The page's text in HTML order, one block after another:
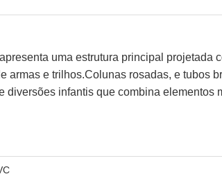
uma estrutura principal projetada
armas e trilhos.Colunas rosadas, e tubos
infantis que combina elementos